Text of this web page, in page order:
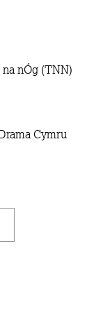
nÓg (TNN)
Cymru